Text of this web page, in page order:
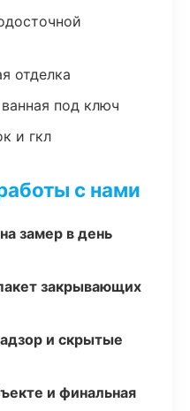
отделка
под ключ
и гкл
с нами
замер в день
закрывающих
и скрытые
и финальная